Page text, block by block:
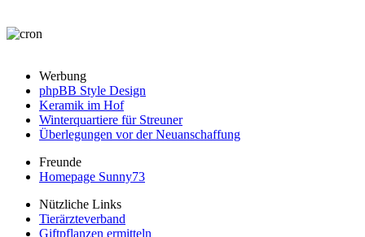
Werbung
phpBB Style Design
Keramik im Hof
Winterquartiere für Streuner
Überlegungen vor der Neuanschaffung
Freunde
Homepage Sunny73
Nützliche Links
Tierärzteverband
Giftpflanzen ermitteln